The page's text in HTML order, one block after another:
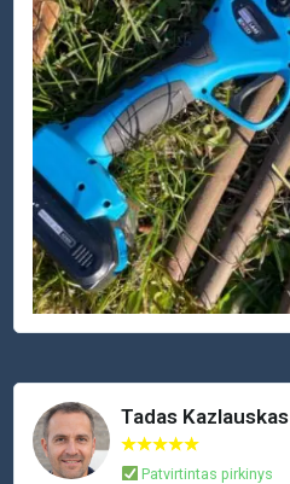
Tadas Kazlauskas
★★★★★
Patvirtintas pirkinys